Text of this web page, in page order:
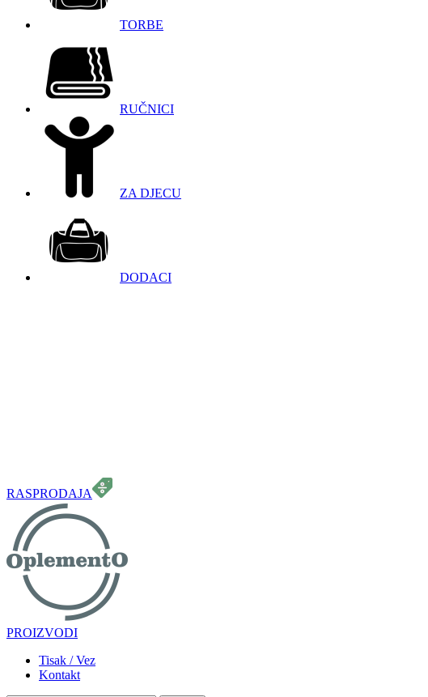
TORBE
RUČNICI
ZA DJECU
DODACI
RASPRODAJA
PROIZVODI
Tisak / Vez
Kontakt